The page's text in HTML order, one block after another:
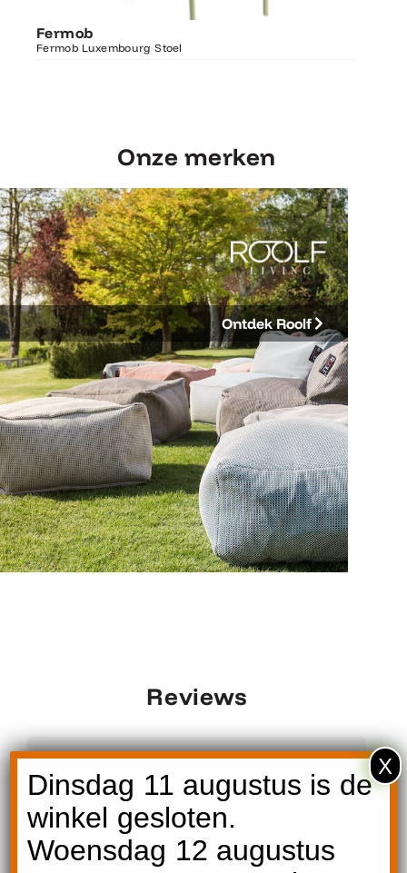
Fermob
Fermob Luxembourg Stoel
Ontdek Fermob
Luxembourg Stoel
Onze merken
Ontdek Roolf
Reviews
Een betrouwbaar en prettig adres voor
kwaliteits-tuinmeubelen. Wij zijn blij
dat we gekozen hebben voor Art
Dinsdag 11 augustus is de
winkel gesloten.
Woensdag 12 augustus
X